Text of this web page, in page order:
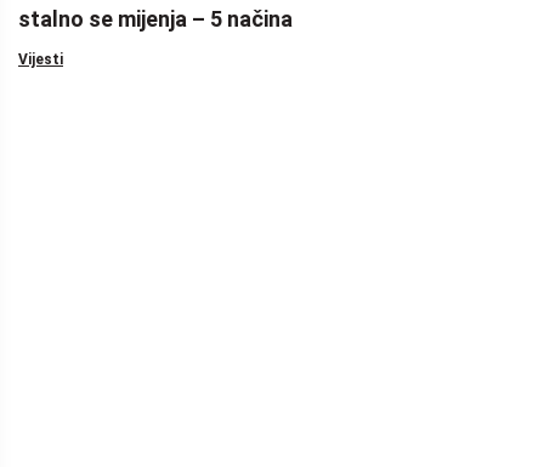
stalno se mijenja – 5 načina
Vijesti